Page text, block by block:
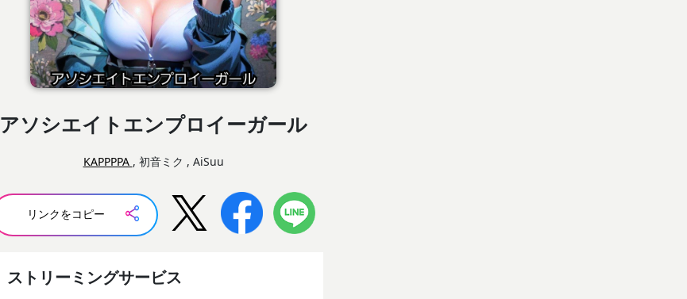
アソシエイトエンプロイーガール
KAPPPPA , 初音ミク , AiSuu
リンクをコピー
ストリーミングサービス